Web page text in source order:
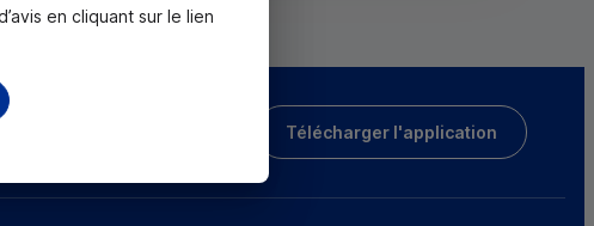
Télécharger l'application
en cliquant sur le lien